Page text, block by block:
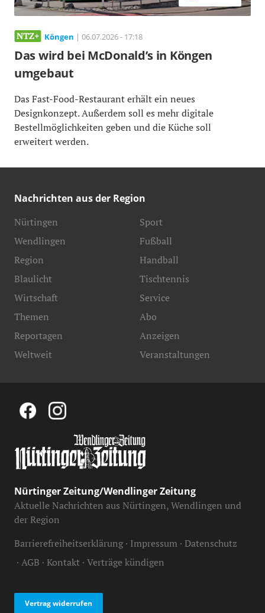
Köngen | 06.07.2026 - 17:18
Das wird bei McDonald’s in Köngen
umgebaut
Das Fast-Food-Restaurant erhält ein neues
Designkonzept. Außerdem soll es mehr digitale
Bestellmöglichkeiten geben und die Küche soll
erweitert werden.
Nachrichten aus der Region
Nürtingen
Wendlingen
Region
Blaulicht
Sport
Fußball
Handball
Tischtennis
Wirtschaft
Themen
Reportagen
Weltweit
Service
Abo
Anzeigen
Veranstaltungen
Nürtinger Zeitung/Wendlinger Zeitung
Aktuelle Nachrichten aus Nürtingen, Wendlingen und
der Region
Barrierefreiheitserklärung Impressum Datenschutz
AGB Kontakt Verträge kündigen
Vertrag widerrufen